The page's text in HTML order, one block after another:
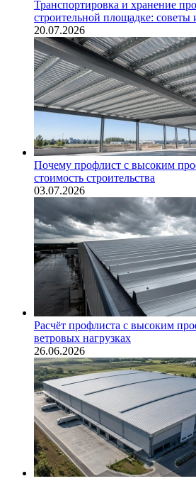
Транспортировка и хранение
строительной площадке: советы
20.07.2026
Почему профлист с высоким
стоимость строительства
03.07.2026
Расчёт профлиста с высоким
ветровых нагрузках
26.06.2026